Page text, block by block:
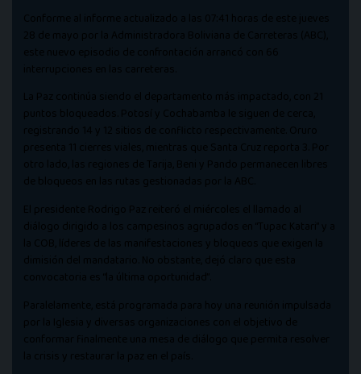
Conforme al informe actualizado a las 07:41 horas de este jueves
28 de mayo por la Administradora Boliviana de Carreteras (ABC),
este nuevo episodio de confrontación arrancó con 66
interrupciones en las carreteras.
La Paz continúa siendo el departamento más impactado, con 21
puntos bloqueados. Potosí y Cochabamba le siguen de cerca,
registrando 14 y 12 sitios de conflicto respectivamente. Oruro
presenta 11 cierres viales, mientras que Santa Cruz reporta 3. Por
otro lado, las regiones de Tarija, Beni y Pando permanecen libres
de bloqueos en las rutas gestionadas por la ABC.
El presidente Rodrigo Paz reiteró el miércoles el llamado al
diálogo dirigido a los campesinos agrupados en “Tupac Katari” y a
la COB, líderes de las manifestaciones y bloqueos que exigen la
dimisión del mandatario. No obstante, dejó claro que esta
convocatoria es “la última oportunidad”.
Paralelamente, está programada para hoy una reunión impulsada
por la Iglesia y diversas organizaciones con el objetivo de
conformar finalmente una mesa de diálogo que permita resolver
la crisis y restaurar la paz en el país.